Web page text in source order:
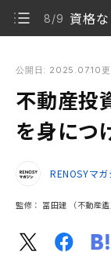
8/9 資格
1/9 不動産投資
2/9 不動産投資
3/9 不動産投資
4/9 不動産投資
不動産・
公開日: 2025.07.10
不動産投
を身につ
RENOSYマ
監修： 冨田建 （不動産